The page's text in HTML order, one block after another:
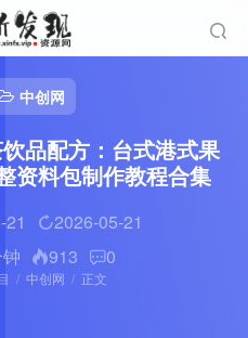
中创网
饮品配方：台式港式果
资料包制作教程合集
2026-05-21
913 0
中创网 正文